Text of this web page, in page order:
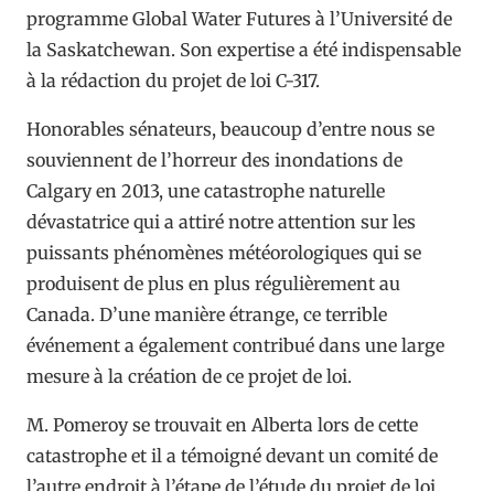
programme Global Water Futures à l’Université de
la Saskatchewan. Son expertise a été indispensable
à la rédaction du projet de loi C-317.
Honorables sénateurs, beaucoup d’entre nous se
souviennent de l’horreur des inondations de
Calgary en 2013, une catastrophe naturelle
dévastatrice qui a attiré notre attention sur les
puissants phénomènes météorologiques qui se
produisent de plus en plus régulièrement au
Canada. D’une manière étrange, ce terrible
événement a également contribué dans une large
mesure à la création de ce projet de loi.
M. Pomeroy se trouvait en Alberta lors de cette
catastrophe et il a témoigné devant un comité de
l’autre endroit à l’étape de l’étude du projet de loi.